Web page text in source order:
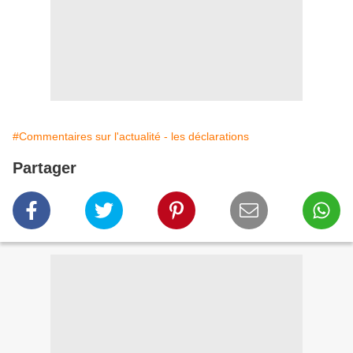
#Commentaires sur l'actualité - les déclarations
Partager